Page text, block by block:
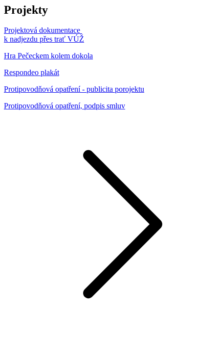
Projekty
Projektová dokumentace
k nadjezdu přes trať VÚŽ
Hra Pečeckem kolem dokola
Respondeo plakát
Protipovodňová opatření - publicita porojektu
Protipovodňová opatření, podpis smluv